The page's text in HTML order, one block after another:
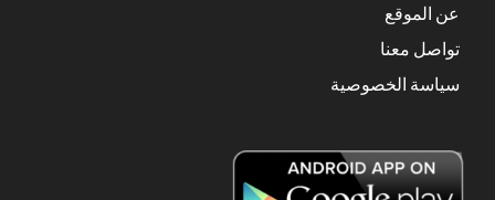
عن الموقع
تواصل معنا
سياسة الخصوصية